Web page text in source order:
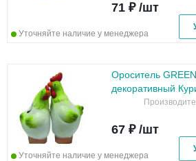
Уточняйте наличие у менеджера
71 ₽ /шт
Ороситель GREEN APPLE
декоративный
Уточняйте наличие у менеджера
67 ₽ /шт